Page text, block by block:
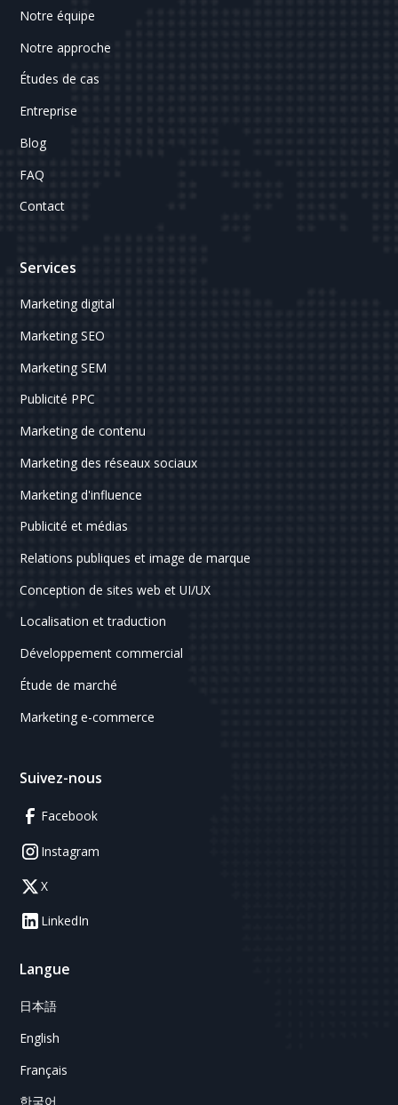
Notre équipe
Notre approche
Études de cas
Entreprise
Blog
FAQ
Contact
Services
Marketing digital
Marketing SEO
Marketing SEM
Publicité PPC
Marketing de contenu
Marketing des réseaux sociaux
Marketing d'influence
Publicité et médias
Relations publiques et image de marque
Conception de sites web et UI/UX
Localisation et traduction
Développement commercial
Étude de marché
Marketing e-commerce
Suivez-nous
Facebook
Instagram
X
LinkedIn
Langue
日本語
English
Français
한국어